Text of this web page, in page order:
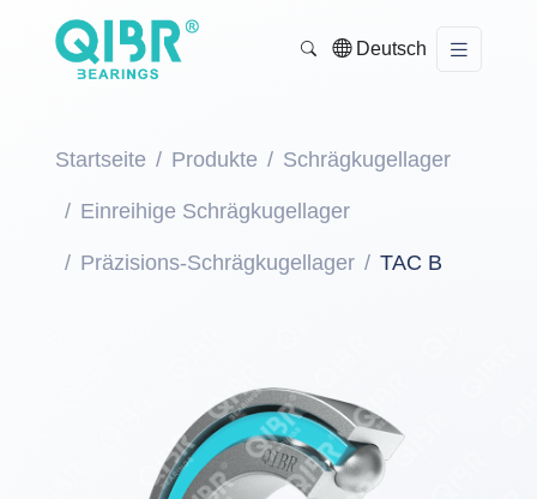
Deutsch
Startseite Produkte Schrägkugellager
Einreihige Schrägkugellager
Präzisions-Schrägkugellager TAC B